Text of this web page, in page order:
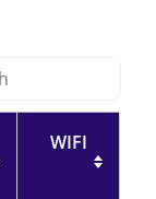
WIFI